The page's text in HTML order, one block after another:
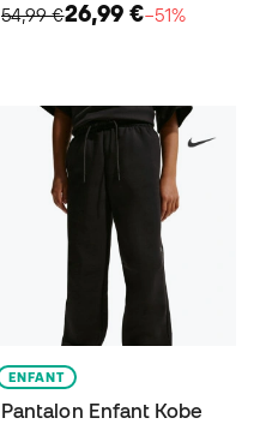
54,99 €26,99 €−51%
ENFANT
Pantalon Enfant Kobe